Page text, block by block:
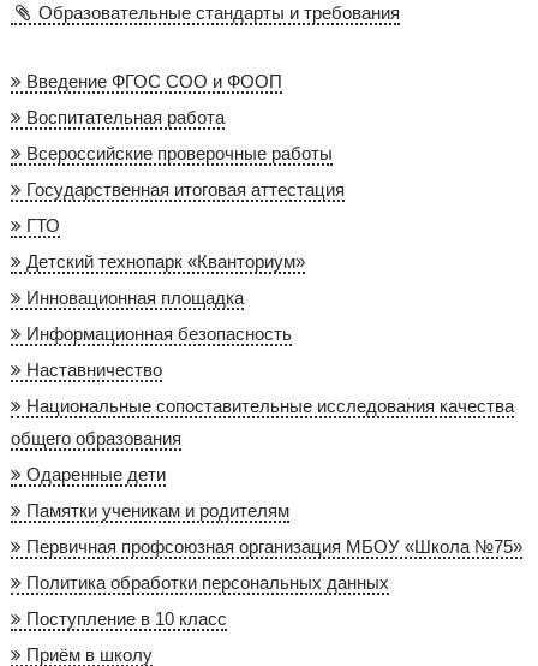
Образовательные стандарты и требования
Введение ФГОС СОО и ФООП
Воспитательная работа
Всероссийские проверочные работы
Государственная итоговая аттестация
ГТО
Детский технопарк «Кванториум»
Инновационная площадка
Информационная безопасность
Наставничество
Национальные сопоставительные исследования качества
общего образования
Одаренные дети
Памятки ученикам и родителям
Первичная профсоюзная организация МБОУ «Школа №75»
Политика обработки персональных данных
Поступление в 10 класс
Приём в школу